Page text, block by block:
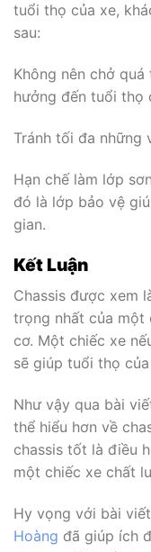
tuổi thọ của xe,
sau:
Không nên chở
hưởng đến tuổi thọ
Tránh tối đa những
Hạn chế làm lớp
đó là lớp bảo vệ
gian.
Kết Luận
Chassis được xem
trọng nhất của một
cơ. Một chiếc xe
sẽ giúp tuổi thọ
Như vậy qua bài
thể hiểu hơn về
chassis tốt là điều
một chiếc xe chất
Hy vọng với bài
Hoàng đã giúp ích